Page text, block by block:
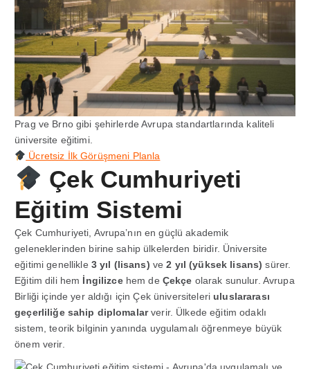
Prag ve Brno gibi şehirlerde Avrupa standartlarında kaliteli
üniversite eğitimi.
Ücretsiz İlk Görüşmeni Planla
Çek Cumhuriyeti
Eğitim Sistemi
Çek Cumhuriyeti, Avrupa’nın en güçlü akademik
geleneklerinden birine sahip ülkelerden biridir. Üniversite
eğitimi genellikle 3 yıl (lisans) ve2 yıl (yüksek lisans) sürer.
Eğitim dili hem İngilizcehem de Çekçe olarak sunulur. Avrupa
Birliği içinde yer aldığı için Çek üniversiteleri uluslararası
geçerliliğe sahip diplomalarverir. Ülkede eğitim odaklı
sistem, teorik bilginin yanında uygulamalı öğrenmeye büyük
önem verir.